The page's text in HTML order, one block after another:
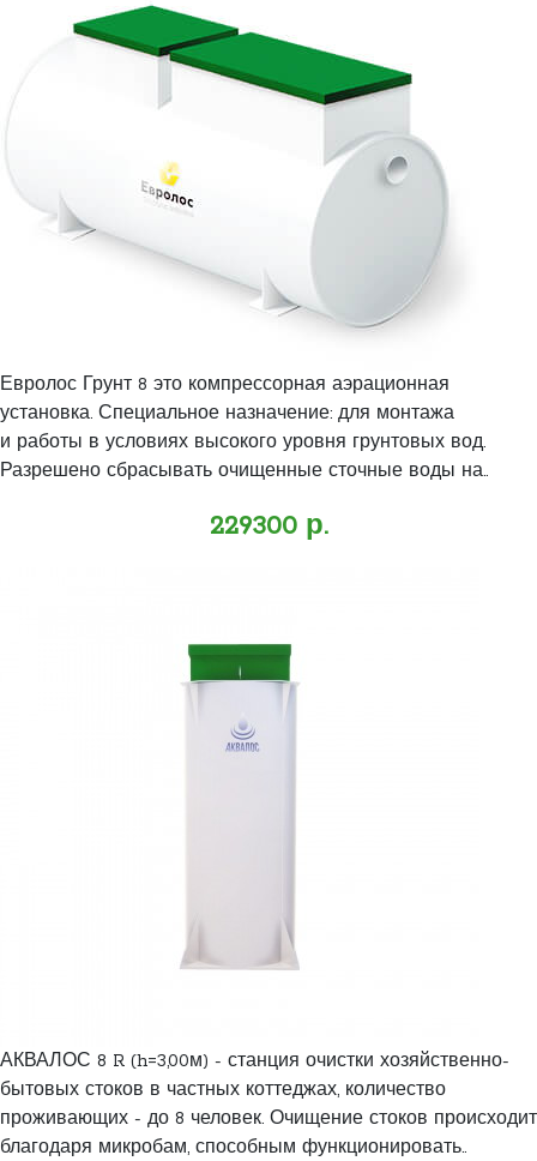
Евролос Грунт 8 это компрессорная аэрационная
установка. Специальное назначение: для монтажа
и работы в условиях высокого уровня грунтовых вод.
Разрешено сбрасывать очищенные сточные воды на..
229300 р.
АКВАЛОС 8 R (h=3,00м) - станция очистки хозяйственно-
бытовых стоков в частных коттеджах, количество
проживающих - до 8 человек. Очищение стоков происходит
благодаря микробам, способным функционировать..